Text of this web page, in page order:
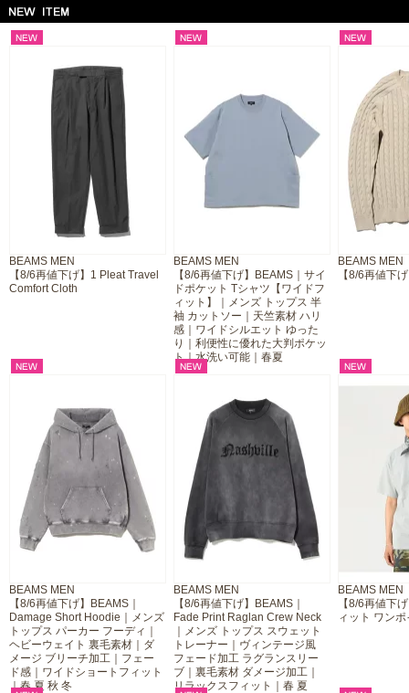
BEAMS MEN
【8/6再値下げ】1 Pleat Travel
Comfort Cloth
BEAMS MEN
【8/6再値下げ】BEAMS｜サイ
ドポケット Tシャツ【ワイドフ
ィット】｜メンズ トップス 半
袖 カットソー｜天竺素材 ハリ
感｜ワイドシルエット ゆった
り｜利便性に優れた大判ポケッ
ト｜水洗い可能｜春夏
BEAMS MEN
【8/6再値下
BEAMS MEN
【8/6再値下げ】BEAMS｜
Damage Short Hoodie｜メンズ
トップス パーカー フーディ｜
ヘビーウェイト 裏毛素材｜ダ
メージ ブリーチ加工｜フェー
ド感｜ワイドショートフィット
｜春 夏 秋 冬
BEAMS MEN
【8/6再値下げ】BEAMS｜
Fade Print Raglan Crew Neck
｜メンズ トップス スウェット
トレーナー｜ヴィンテージ風
フェード加工 ラグランスリー
ブ｜裏毛素材 ダメージ加工｜
リラックスフィット｜春 夏
BEAMS MEN
【8/6再値下
ィット ワン